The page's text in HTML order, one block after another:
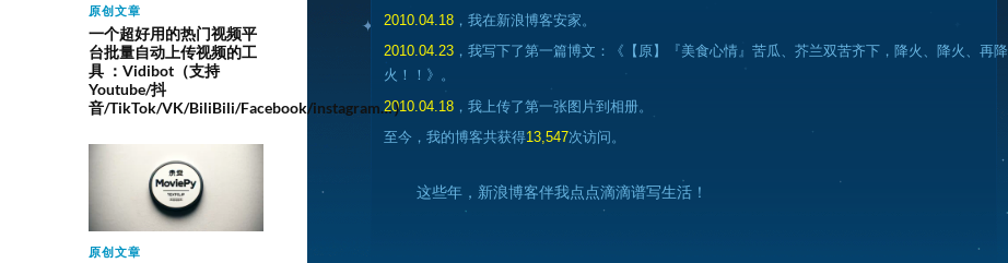
原创文章
一个超好用的热门视频平
台批量自动上传视频的工
具 ：Vidibot（支持
Youtube/抖
音/TikTok/VK/BiliBili/Facebook/instagram…）
原创文章
2010.04.18，我在新浪博客安家。
2010.04.23，我写下了第一篇博文：《【原】『美食心情』苦瓜、芥兰双苦齐下，降火、降火、再降
火！！》。
2010.04.18，我上传了第一张图片到相册。
至今，我的博客共获得13,547次访问。
这些年，新浪博客伴我点点滴滴谱写生活！